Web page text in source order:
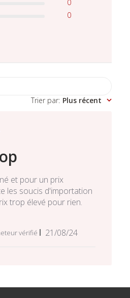
0
0
Trier par: Plus récent
et pour un prix
les soucis d'importation
trop élevé pour rien.
vérifié
Date
21/08/24